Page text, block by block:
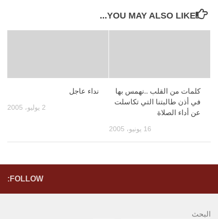
YOU MAY ALSO LIKE...
نداء عاجل
2 يوليو، 2005
كلمات من القلب ..نهمس بها
في أذن طالبتنا التي تكاسلت
عن أداء الصلاة
16 يونيو، 2005
FOLLOW:
البحث